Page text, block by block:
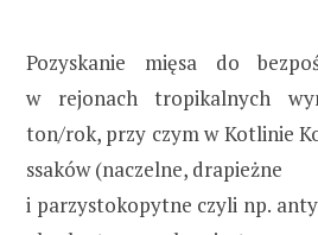
Pozyskanie mięsa do
w rejonach tropikalnych
ton/rok, przy czym w Kotlinie
ssaków (naczelne, drapieżne
i parzystokopytne czyli np.